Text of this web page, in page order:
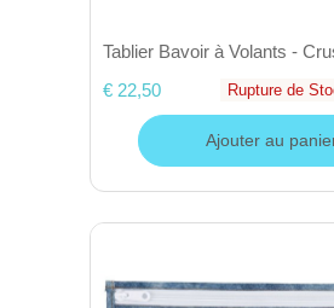
Tablier Bavoir à Volants -
€ 22,50
Rupture de
Ajouter au